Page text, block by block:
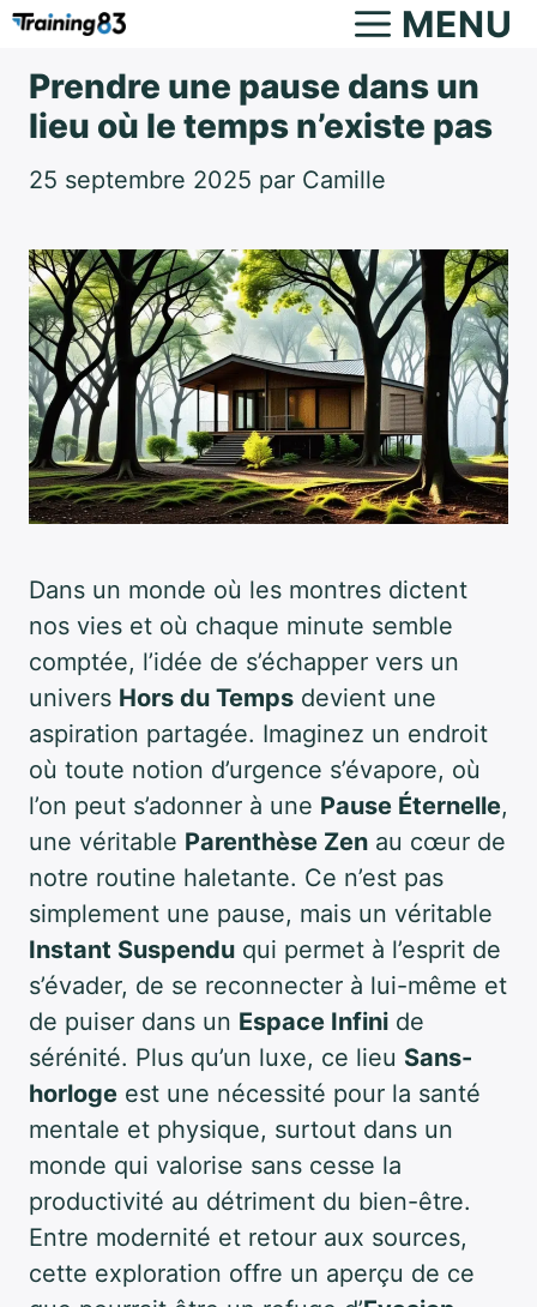
Aller
contenu
MENU
Prendre une pause dans un
lieu où le temps n’existe pas
25 septembre 2025 par Camille
Dans un monde où les montres dictent
nos vies et où chaque minute semble
comptée, l’idée de s’échapper vers un
univers Hors du Temps devient une
aspiration partagée. Imaginez un endroit
où toute notion d’urgence s’évapore, où
l’on peut s’adonner à une Pause Éternelle,
une véritable Parenthèse Zen au cœur de
notre routine haletante. Ce n’est pas
simplement une pause, mais un véritable
Instant Suspendu qui permet à l’esprit de
s’évader, de se reconnecter à lui-même et
de puiser dans un Espace Infini de
sérénité. Plus qu’un luxe, ce lieu Sans-
horloge est une nécessité pour la santé
mentale et physique, surtout dans un
monde qui valorise sans cesse la
productivité au détriment du bien-être.
Entre modernité et retour aux sources,
cette exploration offre un aperçu de ce